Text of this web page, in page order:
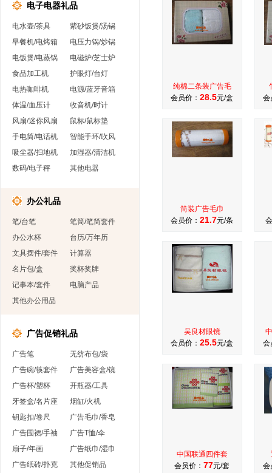
电子电器礼品
电水壶/茶具
紫砂饭煲/汤锅
早餐机/电烤箱
电压力锅/炒锅
电饭煲/电蒸锅
电磁炉/芝士炉
食品加工机
护眼灯/台灯
电热咖啡机
电源/蓝牙音箱
体温/血压计
收音机/时计
风扇/迷你风扇
鼠标/鼠标垫
手电筒/电话机
智能手环/吹风
吸尘器/扫地机
加湿器/清洁机
数码/电子秤
其他电器
办公礼品
笔/台笔
笔筒/笔筒套件
办公水杯
台历/万年历
文具摆件/套件
计算器
名片包/盒
奖杯奖牌
记事本/套件
电脑产品
其他办公用品
广告促销礼品
广告笔
无纺布包/袋
广告碗/筷套件
广告美容盒/镜
广告杯/塑杯
开瓶器/工具
牙签盒/名片座
烟缸/火机
钥匙扣/卷尺
广告毛巾/香皂
广告围裙/手袖
广告T恤/伞
扇子/年画
广告纸巾/湿巾
广告纸砖/扑克
其他促销品
纯棉二条装广告毛
会员价： 28.5元/盒
会
筒装广告毛巾
会员价： 21.7元/条
吴良材眼镜
会员价： 25.5元/盒
会
中国联通四件套
会员价： 77元/套
会